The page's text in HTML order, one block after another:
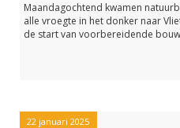
Maandagochtend kwamen
alle vroegte in het donker naar
de start van voorbereidende
22 januari 2025